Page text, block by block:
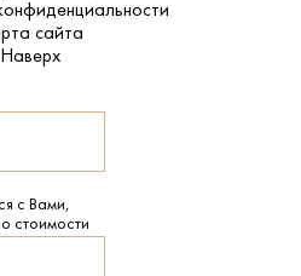
сайта
Наверх
с Вами,
стоимости